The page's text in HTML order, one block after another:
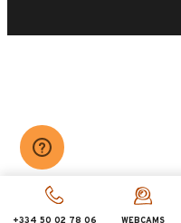
+334 50 02 78 06 WEBCAMS